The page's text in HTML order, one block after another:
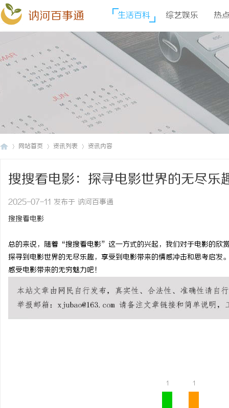
讷河百事通 生活百科 综艺娱乐 热
网站首页 资讯列表 资讯内容
搜搜看电影：探寻电影世界的无尽乐
2025-07-11 发布于 讷河百事通
搜搜看电影
总的来说，随着“搜搜看电影”这一方式的兴起，我们对于电影的欣
探寻到电影世界的无尽乐趣，享受到电影带来的情感冲击和思考启
感受电影带来的无穷魅力吧！
1 1